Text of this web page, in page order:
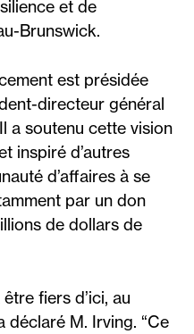
et de
Brunswick.
est présidée
directeur général
a soutenu cette vision
inspiré d’autres
d’affaires à se
par un don
de dollars de
fiers d’ici, au
déclaré M. Irving. “Ce